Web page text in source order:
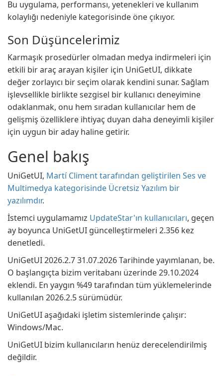
Bu uygulama, performansı, yetenekleri ve kullanım
kolaylığı nedeniyle kategorisinde öne çıkıyor.
Son Düşüncelerimiz
Karmaşık prosedürler olmadan medya indirmeleri için
etkili bir araç arayan kişiler için UniGetUI, dikkate
değer zorlayıcı bir seçim olarak kendini sunar. Sağlam
işlevsellikle birlikte sezgisel bir kullanıcı deneyimine
odaklanmak, onu hem sıradan kullanıcılar hem de
gelişmiş özelliklere ihtiyaç duyan daha deneyimli kişiler
için uygun bir aday haline getirir.
Genel bakış
UniGetUI, Martí Climent tarafından geliştirilen Ses ve
Multimedya kategorisinde Ücretsiz Yazılım bir
yazılımdır.
İstemci uygulamamız UpdateStar'ın kullanıcıları, geçen
ay boyunca UniGetUI güncelleştirmeleri 2.356 kez
denetledi.
UniGetUI 2026.2.7 31.07.2026 Tarihinde yayımlanan, be.
O başlangıçta bizim veritabanı üzerinde 29.10.2024
eklendi. En yaygın %49 tarafından tüm yüklemelerinde
kullanılan 2026.2.5 sürümüdür.
UniGetUI aşağıdaki işletim sistemlerinde çalışır:
Windows/Mac.
UniGetUI bizim kullanıcıların henüz derecelendirilmiş
değildir.